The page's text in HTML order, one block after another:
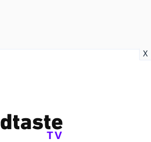
X
TV